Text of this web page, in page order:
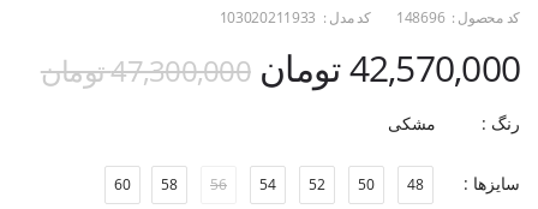
کد محصول : 148696 کد مدل : 103020211933
42,570,000 تومان 47,300,000 تومان
رنگ : مشکی
سایزها : 48
50
52
54
56
58
60